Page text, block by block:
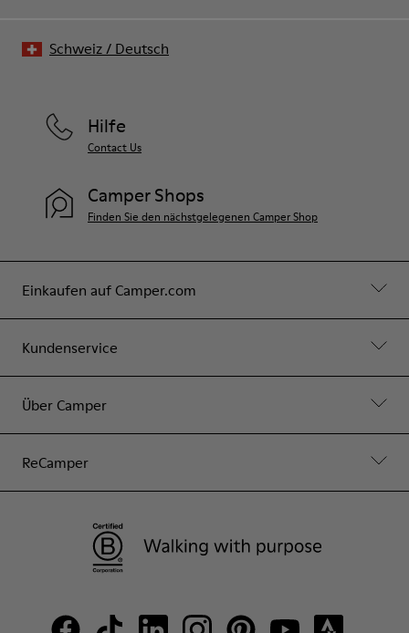
Einkaufen auf Camper.com
Kundenservice
Über Camper
ReCamper
Hilfe
Contact Us
Camper Shops
Finden Sie den nächstgelegenen Camper Shop
Schweiz/ Deutsch